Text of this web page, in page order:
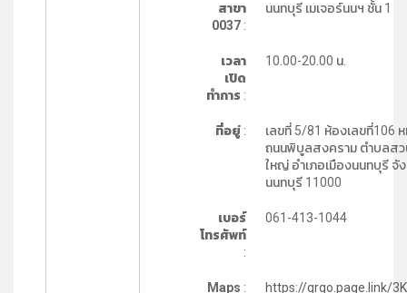
สาขา
0037:
นนทบุรี เมเจอร์นนฯ ชั้น 1
เวลา
เปิด
ทำการ :
10.00-20.00 น.
ที่อยู่:
เลขที่ 5/81 ห้องเลขที่106
ถนนพิบูลสงคราม ตำบลสว
ใหญ่ อำเภอเมืองนนทบุรี จั
นนทบุรี 11000
เบอร์
โทรศัพท์
:
061-413-1044
Maps : https://qrgo.page.link/